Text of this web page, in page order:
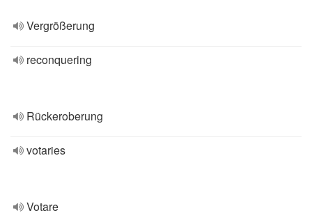
Vergrößerung
reconquering
Rückeroberung
votaries
Votare